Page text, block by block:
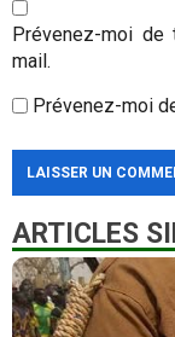
Prévenez-moi de
mail.
Prévenez-moi
ARTICLES